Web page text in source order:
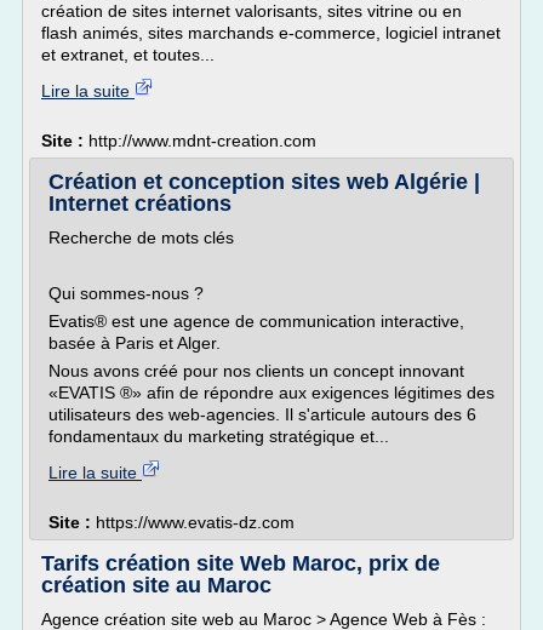
création de sites internet valorisants, sites vitrine ou en
flash animés, sites marchands e-commerce, logiciel intranet
et extranet, et toutes...
Lire la suite
Site : http://www.mdnt-creation.com
Création et conception sites web Algérie |
Internet créations
Recherche de mots clés
Qui sommes-nous ?
Evatis® est une agence de communication interactive,
basée à Paris et Alger.
Nous avons créé pour nos clients un concept innovant
«EVATIS ®» afin de répondre aux exigences légitimes des
utilisateurs des web-agencies. Il s'articule autours des 6
fondamentaux du marketing stratégique et...
Lire la suite
Site : https://www.evatis-dz.com
Tarifs création site Web Maroc, prix de
création site au Maroc
Agence création site web au Maroc > Agence Web à Fès :